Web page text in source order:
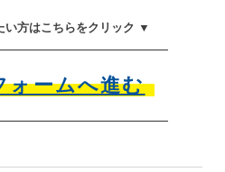
い方はこちらをクリック ▼
ォームへ進む